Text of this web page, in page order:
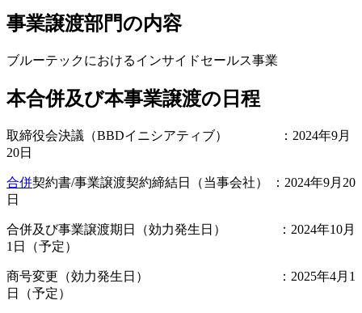
事業譲渡部門の内容
ブルーテックにおけるインサイドセールス事業
本合併及び本事業譲渡の日程
取締役会決議（BBDイニシアティブ） ：2024年9月
20日
合併契約書/事業譲渡契約締結日（当事会社） ：2024年9月20
日
合併及び事業譲渡期日（効力発生日） ：2024年10月
1日（予定）
商号変更（効力発生日） ：2025年4月1
日（予定）